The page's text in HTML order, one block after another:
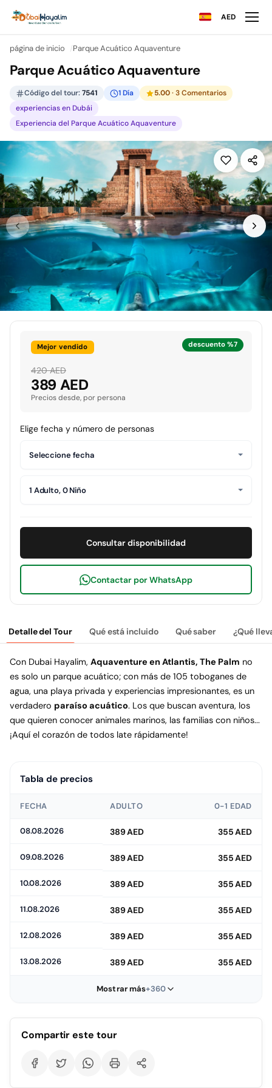
AED
página de inicio Parque Acuático Aquaventure
Parque Acuático Aquaventure
Código del tour:7541 1 Día 5.00· 3 Comentarios
experiencias en Dubái
Experiencia del Parque Acuático Aquaventure
Detalle del Tour Qué está incluido Qué saber ¿Qué
Con Dubai Hayalim, Aquaventure en Atlantis, The Palm no
es solo un parque acuático; con más de 105 toboganes de
agua, una playa privada y experiencias impresionantes, es un
verdadero paraíso acuático. Los que buscan aventura, los
que quieren conocer animales marinos, las familias con niños...
¡Aquí el corazón de todos late rápidamente!
Tabla de precios
FECHA ADULTO 0-1 EDAD
08.08.2026 389 AED 355 AED
09.08.2026 389 AED 355 AED
10.08.2026 389 AED 355 AED
11.08.2026 389 AED 355 AED
12.08.2026 389 AED 355 AED
13.08.2026 389 AED 355 AED
Mostrar más+360
Compartir este tour
descuento %7
Mejor vendido
420 AED
389 AED
Precios desde, por persona
Elige fecha y número de personas
Seleccione fecha
1 Adulto, 0 Niño
Consultar disponibilidad
Contactar por WhatsApp